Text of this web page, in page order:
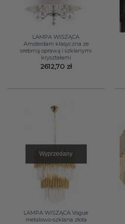
LAMPA WISZĄCA
Amsterdam klasyczna ze
srebrną oprawą i szklanymi
kryształami
2612,70 zł
Wyprzedany
LAMPA WISZĄCA Vogue
metalowo-szklana złota